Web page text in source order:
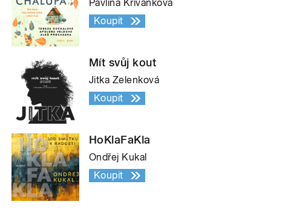
Pavlína Křivánková
Koupit
Mít svůj kout
Jitka Zelenková
Koupit
HoKlaFaKla
Ondřej Kukal
Koupit